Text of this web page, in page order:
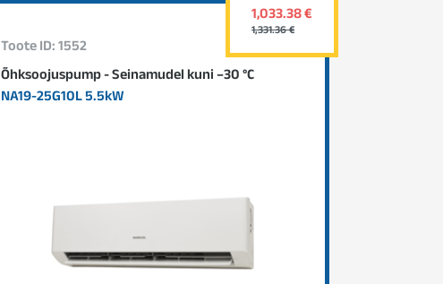
Toote ID: 1552
Õhksoojuspump - Seinamudel kuni –30 °C
NA19-25G10L 5.5kW
1,033.38 €
1,331.36 €